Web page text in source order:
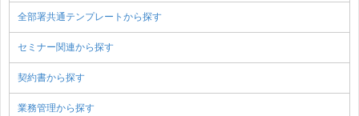
全部署共通テンプレートから探す
セミナー関連から探す
契約書から探す
業務管理から探す